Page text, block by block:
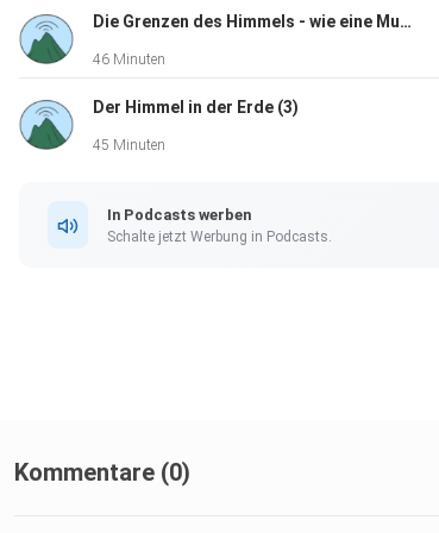
Die Grenzen des Himmels - wie eine Musikerfamilie zu neuen Ufern aufbrach
46 Minuten
Der Himmel in der Erde (3)
45 Minuten
In Podcasts werben
Schalte jetzt Werbung in Podcasts.
Kommentare (0)